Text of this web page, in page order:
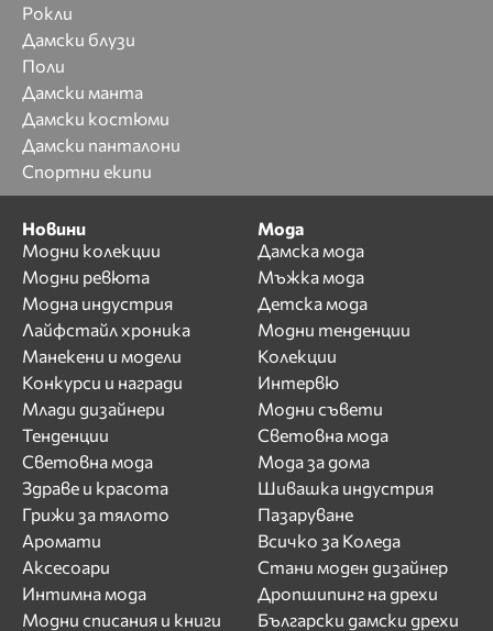
Рокли
Дамски блузи
Поли
Дамски манта
Дамски костюми
Дамски панталони
Спортни екипи
Новини
Модни колекции
Модни ревюта
Модна индустрия
Лайфстайл хроника
Манекени и модели
Конкурси и награди
Млади дизайнери
Тенденции
Световна мода
Здраве и красота
Грижи за тялото
Аромати
Аксесоари
Интимна мода
Модни списания и книги
Мода
Дамска мода
Мъжка мода
Детска мода
Модни тенденции
Колекции
Интервю
Модни съвети
Световна мода
Мода за дома
Шивашка индустрия
Пазаруване
Всичко за Коледа
Стани моден дизайнер
Дропшипинг на дрехи
Български дамски дрехи